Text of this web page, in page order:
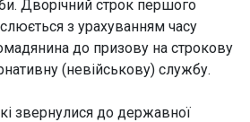
Дворічний строк першого
з урахуванням часу
до призову на строкову
(невійськову) службу.
звернулися до державної